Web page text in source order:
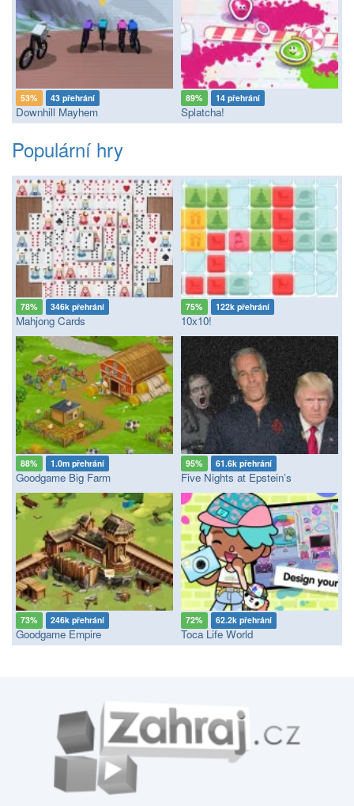
53% 43 přehrání
Downhill Mayhem
89% 14 přehrání
Splatcha!
Populární hry
78% 346k přehrání
Mahjong Cards
75% 122k přehrání
10x10!
88% 1.0m přehrání
Goodgame Big Farm
95% 61.6k přehrání
Five Nights at Epstein’s
73% 246k přehrání
Goodgame Empire
72% 62.2k přehrání
Toca Life World